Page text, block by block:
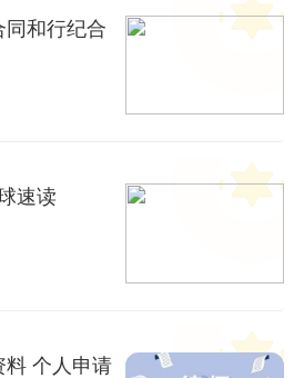
同和行纪合
速读
料 个人申请